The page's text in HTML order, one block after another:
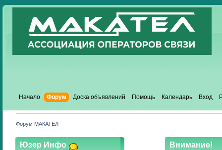
Начало Форум Доска объявлений Помощь Календарь Вход
Форум МАКАТЕЛ
Юзер Инфо Внимание!